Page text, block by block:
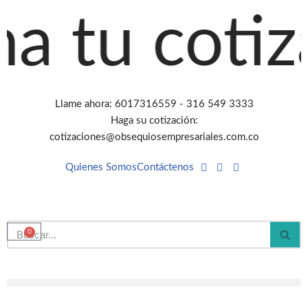
Saltar
tu
Llame ahora: 6017316559 - 316 549 3333
Haga su cotización:
cotizaciones@obsequiosempresariales.com.co
Quienes SomosContáctenos
0